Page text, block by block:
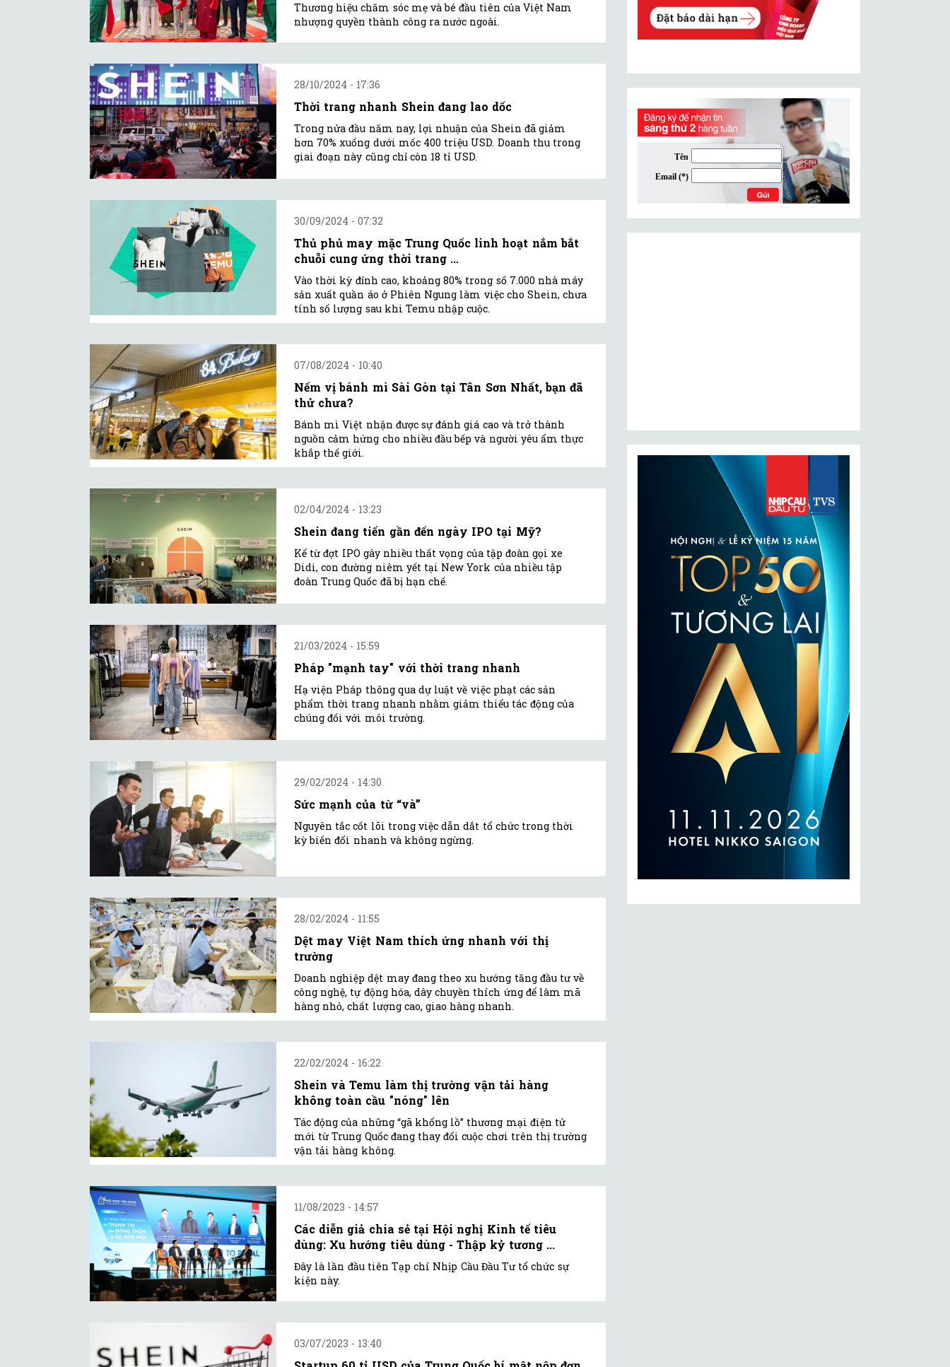
Thương hiệu chăm sóc mẹ và bé đầu tiên của Việt Nam
nhượng quyền thành công ra nước ngoài.
28/10/2024 - 17:36
Thời trang nhanh Shein đang lao dốc
Trong nửa đầu năm nay, lợi nhuận của Shein đã giảm
hơn 70% xuống dưới mốc 400 triệu USD. Doanh thu trong
giai đoạn này cũng chỉ còn 18 tỉ USD.
30/09/2024 - 07:32
Thủ phủ may mặc Trung Quốc linh hoạt nắm bắt
chuỗi cung ứng thời trang ...
Vào thời kỳ đỉnh cao, khoảng 80% trong số 7.000 nhà máy
sản xuất quần áo ở Phiên Ngung làm việc cho Shein, chưa
tính số lượng sau khi Temu nhập cuộc.
07/08/2024 - 10:40
Nếm vị bánh mì Sài Gòn tại Tân Sơn Nhất, bạn đã
thử chưa?
Bánh mì Việt nhận được sự đánh giá cao và trở thành
nguồn cảm hứng cho nhiều đầu bếp và người yêu ẩm thực
khắp thế giới.
02/04/2024 - 13:23
Shein đang tiến gần đến ngày IPO tại Mỹ?
Kể từ đợt IPO gây nhiều thất vọng của tập đoàn gọi xe
Didi, con đường niêm yết tại New York của nhiều tập
đoàn Trung Quốc đã bị hạn chế.
21/03/2024 - 15:59
Pháp "mạnh tay" với thời trang nhanh
Hạ viện Pháp thông qua dự luật về việc phạt các sản
phẩm thời trang nhanh nhằm giảm thiểu tác động của
chúng đối với môi trường.
29/02/2024 - 14:30
Sức mạnh của từ “và”
Nguyên tắc cốt lõi trong việc dẫn dắt tổ chức trong thời
kỳ biến đổi nhanh và không ngừng.
28/02/2024 - 11:55
Dệt may Việt Nam thích ứng nhanh với thị
trường
Doanh nghiệp dệt may đang theo xu hướng tăng đầu tư về
công nghệ, tự động hóa, dây chuyền thích ứng để làm mã
hàng nhỏ, chất lượng cao, giao hàng nhanh.
22/02/2024 - 16:22
Shein và Temu làm thị trường vận tải hàng
không toàn cầu "nóng" lên
Tác động của những “gã khổng lồ” thương mại điện tử
mới từ Trung Quốc đang thay đổi cuộc chơi trên thị trường
vận tải hàng không.
11/08/2023 - 14:57
Các diễn giả chia sẻ tại Hội nghị Kinh tế tiêu
dùng: Xu hướng tiêu dùng - Thập kỷ tương ...
Đây là lần đầu tiên Tạp chí Nhịp Cầu Đầu Tư tổ chức sự
kiện này.
03/07/2023 - 13:40